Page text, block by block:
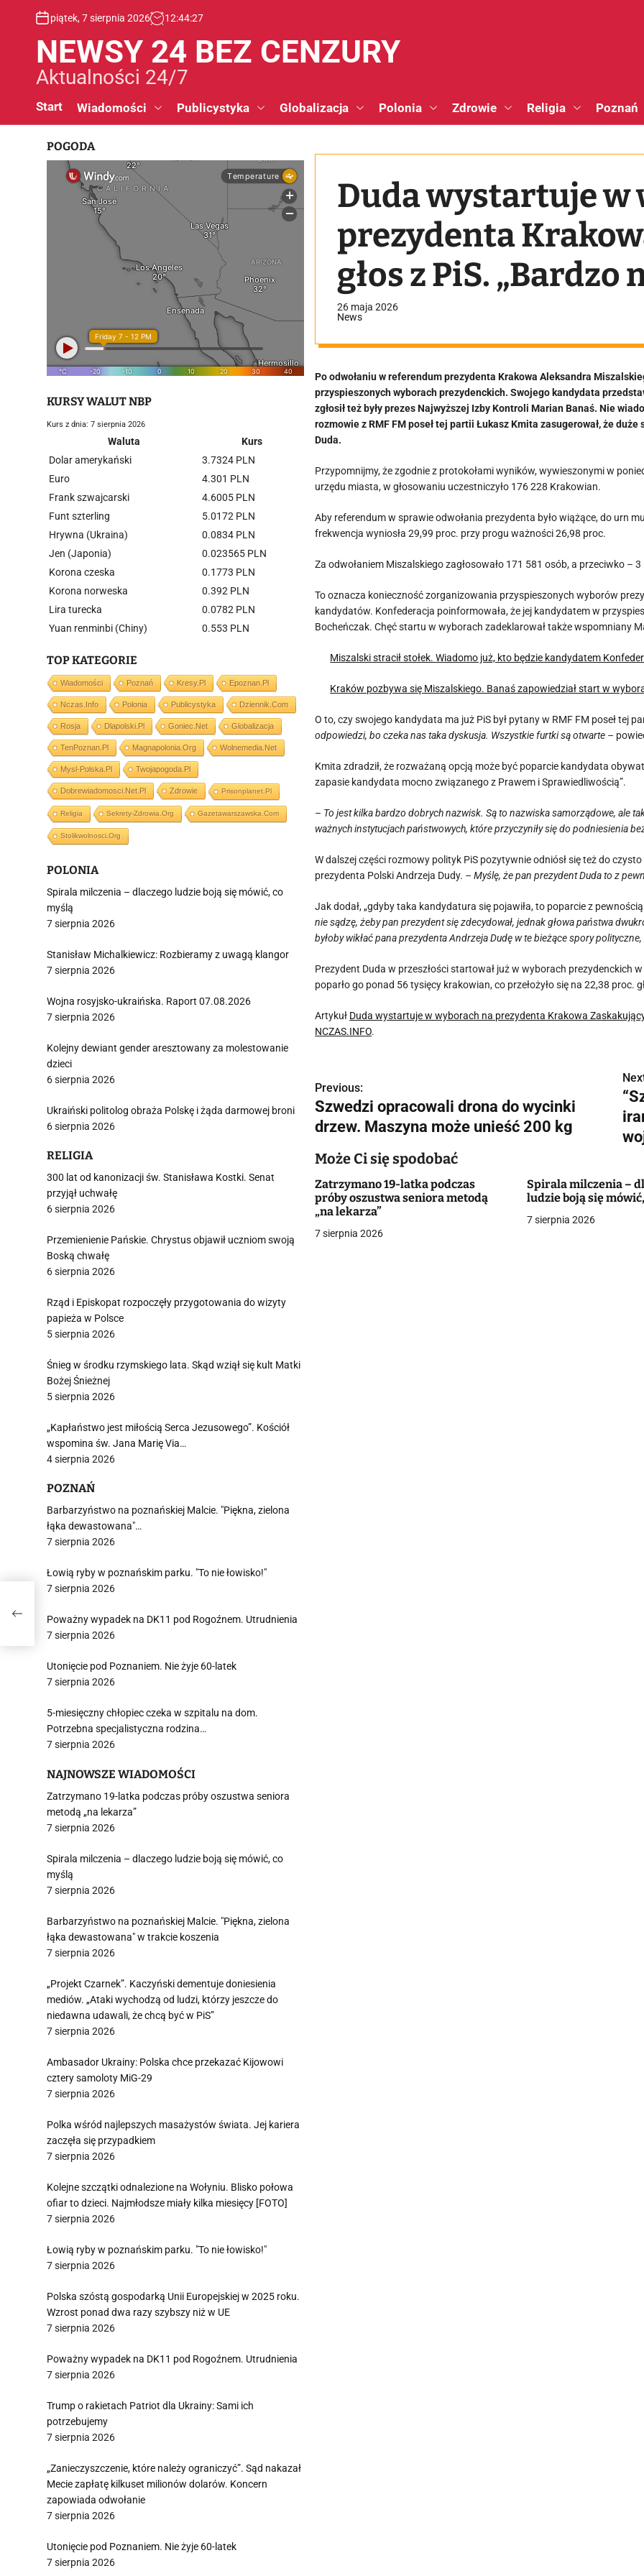
piątek, 7 sierpnia 2026 12:44:28
NEWSY 24 BEZ CENZURY
Aktualności 24/7
Start Wiadomości Publicystyka Globalizacja Polonia Zdrowie Religia Poznań
Duda wystartuje w
prezydenta
głos z PiS. „Bardzo
kandydatura”
26 maja 2026
News
Po odwołaniu w referendum prezydenta Krakowa Aleksandra
przyspieszonych wyborach prezydenckich. Swojego kandydata
zgłosił też były prezes Najwyższej Izby Kontroli Marian Banaś. Nie
rozmowie z RMF FM poseł tej partii Łukasz Kmita zasugerował, że
Duda.
Przypomnijmy, że zgodnie z protokołami wyników, wywieszonymi w
urzędu miasta, w głosowaniu uczestniczyło 176 228 Krakowian.
Aby referendum w sprawie odwołania prezydenta było wiążące, do urn
frekwencja wyniosła 29,99 proc. przy progu ważności 26,98 proc.
Za odwołaniem Miszalskiego zagłosowało 171 581 osób, a przeciwko – 3
To oznacza konieczność zorganizowania przyspieszonych wyborów
kandydatów. Konfederacja poinformowała, że jej kandydatem w
Bocheńczak. Chęć startu w wyborach zadeklarował także wspomniany
Miszalski stracił stołek. Wiadomo już, kto będzie kandydatem
Kraków pozbywa się Miszalskiego. Banaś zapowiedział start w
O to, czy swojego kandydata ma już PiS był pytany w RMF FM poseł tej
odpowiedzi, bo czeka nas taka dyskusja. Wszystkie furtki są otwarte –
Kmita zdradził, że rozważaną opcją może być poparcie kandydata
zapasie kandydata mocno związanego z Prawem i Sprawiedliwością”.
– To jest kilka bardzo dobrych nazwisk. Są to nazwiska samorządowe, ale
ważnych instytucjach państwowych, które przyczyniły się do podniesienia
W dalszej części rozmowy polityk PiS pozytywnie odniósł się też do
prezydenta Polski Andrzeja Dudy. – Myślę, że pan prezydent Duda to z
Jak dodał, „gdyby taka kandydatura się pojawiła, to poparcie z
nie sądzę, żeby pan prezydent się zdecydował, jednak głowa państwa
byłoby wikłać pana prezydenta Andrzeja Dudę w te bieżące spory
Prezydent Duda w przeszłości startował już w wyborach prezydenckich
poparło go ponad 56 tysięcy krakowian, co przełożyło się na 22,38 proc.
Artykuł Duda wystartuje w wyborach na prezydenta Krakowa
NCZAS.INFO.
N
a
w
i
g
a
Previous:
Szwedzi opracowali drona do wycinki
drzew. Maszyna może unieść 200 kg
Może Ci się spodobać
Zatrzymano 19-latka podczas
próby oszustwa seniora metodą
„na lekarza”
7 sierpnia 2026
Spirala milczenia –
ludzie boją się
7 sierpnia 2026
POGODA
KURSY WALUT NBP
Kurs z dnia: 7 sierpnia 2026
Waluta
Kurs
Dolar amerykański
3.7324 PLN
Euro
4.301 PLN
Frank szwajcarski
4.6005 PLN
Funt szterling
5.0172 PLN
Hrywna (Ukraina)
0.0834 PLN
Jen (Japonia)
0.023565 PLN
Korona czeska
0.1773 PLN
Korona norweska
0.392 PLN
Lira turecka
0.0782 PLN
Yuan renminbi (Chiny)
0.553 PLN
TOP KATEGORIE
Wiadomości Poznań Kresy.pl Epoznan.pl
Nczas.info Polonia Publicystyka Dziennik.com
Rosja Dlapolski.pl Goniec.net Globalizacja
TenPoznan.pl Magnapolonia.org Wolnemedia.net
Mysl-Polska.pl Twojapogoda.pl
Dobrewiadomosci.net.pl Zdrowie Prisonplanet.pl
Religia Sekrety-Zdrowia.org Gazetawarszawska.com
Stolikwolnosci.org
POLONIA
Spirala milczenia – dlaczego ludzie boją się mówić, co
myślą
7 sierpnia 2026
Stanisław Michalkiewicz: Rozbieramy z uwagą klangor
7 sierpnia 2026
Wojna rosyjsko-ukraińska. Raport 07.08.2026
7 sierpnia 2026
Kolejny dewiant gender aresztowany za molestowanie
dzieci
6 sierpnia 2026
Ukraiński politolog obraża Polskę i żąda darmowej broni
6 sierpnia 2026
RELIGIA
300 lat od kanonizacji św. Stanisława Kostki. Senat
przyjął uchwałę
6 sierpnia 2026
Przemienienie Pańskie. Chrystus objawił uczniom swoją
Boską chwałę
6 sierpnia 2026
Rząd i Episkopat rozpoczęły przygotowania do wizyty
papieża w Polsce
5 sierpnia 2026
Śnieg w środku rzymskiego lata. Skąd wziął się kult Matki
Bożej Śnieżnej
5 sierpnia 2026
„Kapłaństwo jest miłością Serca Jezusowego”. Kościół
wspomina św. Jana Marię Via…
4 sierpnia 2026
POZNAŃ
Barbarzyństwo na poznańskiej Malcie. "Piękna, zielona
łąka dewastowana"…
7 sierpnia 2026
Łowią ryby w poznańskim parku. "To nie łowisko!"
7 sierpnia 2026
Poważny wypadek na DK11 pod Rogoźnem. Utrudnienia
7 sierpnia 2026
Utonięcie pod Poznaniem. Nie żyje 60-latek
7 sierpnia 2026
5-miesięczny chłopiec czeka w szpitalu na dom.
Potrzebna specjalistyczna rodzina…
7 sierpnia 2026
NAJNOWSZE WIADOMOŚCI
Zatrzymano 19-latka podczas próby oszustwa seniora
metodą „na lekarza”
7 sierpnia 2026
Spirala milczenia – dlaczego ludzie boją się mówić, co
myślą
7 sierpnia 2026
Barbarzyństwo na poznańskiej Malcie. "Piękna, zielona
łąka dewastowana" w trakcie koszenia
7 sierpnia 2026
„Projekt Czarnek”. Kaczyński dementuje doniesienia
mediów. „Ataki wychodzą od ludzi, którzy jeszcze do
niedawna udawali, że chcą być w PiS”
7 sierpnia 2026
Ambasador Ukrainy: Polska chce przekazać Kijowowi
cztery samoloty MiG-29
7 sierpnia 2026
Polka wśród najlepszych masażystów świata. Jej kariera
zaczęła się przypadkiem
7 sierpnia 2026
Kolejne szczątki odnalezione na Wołyniu. Blisko połowa
ofiar to dzieci. Najmłodsze miały kilka miesięcy [FOTO]
7 sierpnia 2026
Łowią ryby w poznańskim parku. "To nie łowisko!"
7 sierpnia 2026
Polska szóstą gospodarką Unii Europejskiej w 2025 roku.
Wzrost ponad dwa razy szybszy niż w UE
7 sierpnia 2026
Poważny wypadek na DK11 pod Rogoźnem. Utrudnienia
7 sierpnia 2026
Trump o rakietach Patriot dla Ukrainy: Sami ich
potrzebujemy
7 sierpnia 2026
„Zanieczyszczenie, które należy ograniczyć”. Sąd nakazał
Mecie zapłatę kilkuset milionów dolarów. Koncern
zapowiada odwołanie
7 sierpnia 2026
Utonięcie pod Poznaniem. Nie żyje 60-latek
7 sierpnia 2026